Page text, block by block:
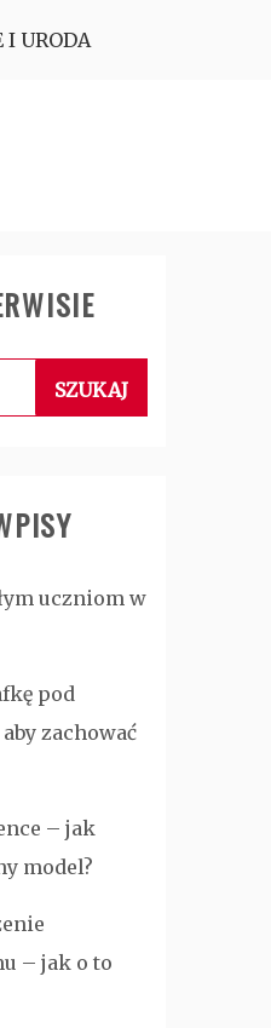
I URODA
uczniom w
pod
zachować
– jak
model?
– jak o to